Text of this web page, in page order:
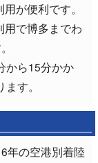
が便利です。
用で博多までわ
から15分かか
す。
年の空港別着陸